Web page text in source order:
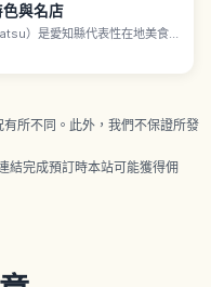
與名店
）是愛知縣代表性在地美食，
淋在炸豬排上是最大特色。醬
）」、「叶」是知名店家。
所不同。此外，我們不保證所發
結完成預訂時本站可能獲得佣